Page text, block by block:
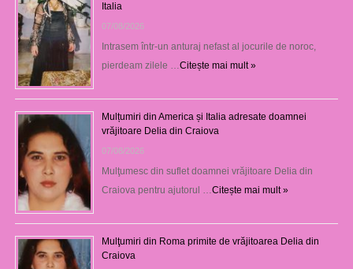
Italia
07/08/2026
Intrasem într-un anturaj nefast al jocurile de noroc,
pierdeam zilele … Citește mai mult »
Mulțumiri din America și Italia adresate doamnei
vrăjitoare Delia din Craiova
07/08/2026
Mulţumesc din suflet doamnei vrăjitoare Delia din
Craiova pentru ajutorul … Citește mai mult »
Mulţumiri din Roma primite de vrăjitoarea Delia din
Craiova